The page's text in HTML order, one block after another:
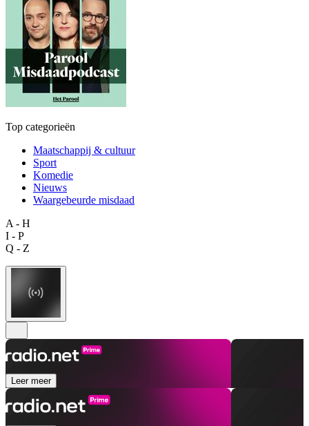
Top categorieën
Maatschappij & cultuur
Sport
Komedie
Nieuws
Waargebeurde misdaad
A - H
I - P
Q - Z
Leer meer